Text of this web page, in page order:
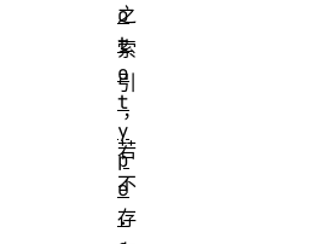
之
索
引
，
若
不
存
o
t
o
t
y
p
e
.